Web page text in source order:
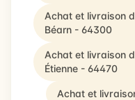
Achat et livraison
Béarn - 64300
Achat et livraison
Étienne - 64470
Achat et